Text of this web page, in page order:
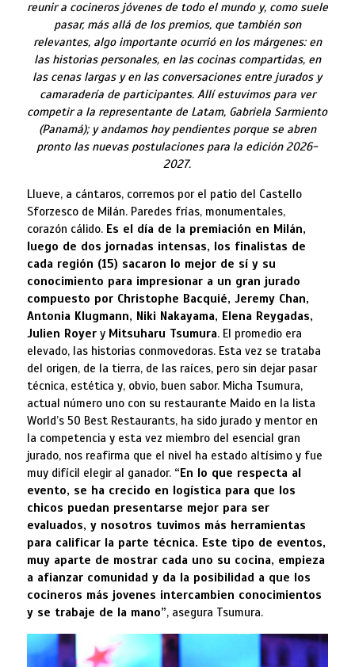
reunir a cocineros jóvenes de todo el mundo y, como suele
pasar, más allá de los premios, que también son
relevantes, algo importante ocurrió en los márgenes: en
las historias personales, en las cocinas compartidas, en
las cenas largas y en las conversaciones entre jurados y
camaradería de participantes. Allí estuvimos para ver
competir a la representante de Latam, Gabriela Sarmiento
(Panamá); y andamos hoy pendientes porque se abren
pronto las nuevas postulaciones para la edición 2026-
2027.
Llueve, a cántaros, corremos por el patio del Castello
Sforzesco de Milán. Paredes frías, monumentales,
corazón cálido. Es el día de la premiación en Milán,
luego de dos jornadas intensas, los finalistas de
cada región (15) sacaron lo mejor de sí y su
conocimiento para impresionar a un gran jurado
compuesto por Christophe Bacquié, Jeremy Chan,
Antonia Klugmann, Niki Nakayama, Elena Reygadas,
Julien Royery Mitsuharu Tsumura. El promedio era
elevado, las historias conmovedoras. Esta vez se trataba
del origen, de la tierra, de las raíces, pero sin dejar pasar
técnica, estética y, obvio, buen sabor. Micha Tsumura,
actual número uno con su restaurante Maido en la lista
World’s 50 Best Restaurants, ha sido jurado y mentor en
la competencia y esta vez miembro del esencial gran
jurado, nos reafirma que el nivel ha estado altísimo y fue
muy difícil elegir al ganador. “En lo que respecta al
evento, se ha crecido en logística para que los
chicos puedan presentarse mejor para ser
evaluados, y nosotros tuvimos más herramientas
para calificar la parte técnica. Este tipo de eventos,
muy aparte de mostrar cada uno su cocina, empieza
a afianzar comunidad y da la posibilidad a que los
cocineros más jovenes intercambien conocimientos
y se trabaje de la mano”, asegura Tsumura.